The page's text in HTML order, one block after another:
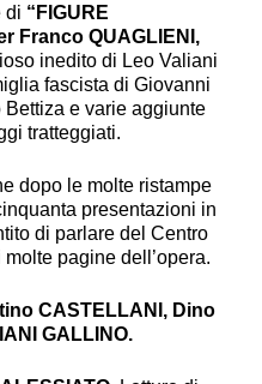
di “FIGURE
Franco QUAGLIENI,
inedito di Leo Valiani
fascista di Giovanni
e varie aggiunte
tratteggiati.
dopo le molte ristampe
presentazioni in
di parlare del Centro
pagine dell’opera.
CASTELLANI, Dino
GALLINO.